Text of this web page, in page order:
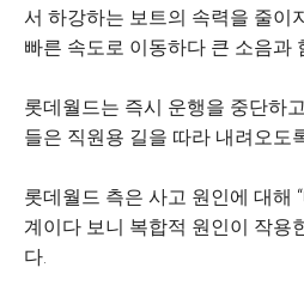
서 하강하는 보트의 속력을 줄이
빠른 속도로 이동하다 큰 소음과
롯데월드는 즉시 운행을 중단하
들은 직원용 길을 따라 내려오도
롯데월드 측은 사고 원인에 대해
계이다 보니 복합적 원인이 작용
다.